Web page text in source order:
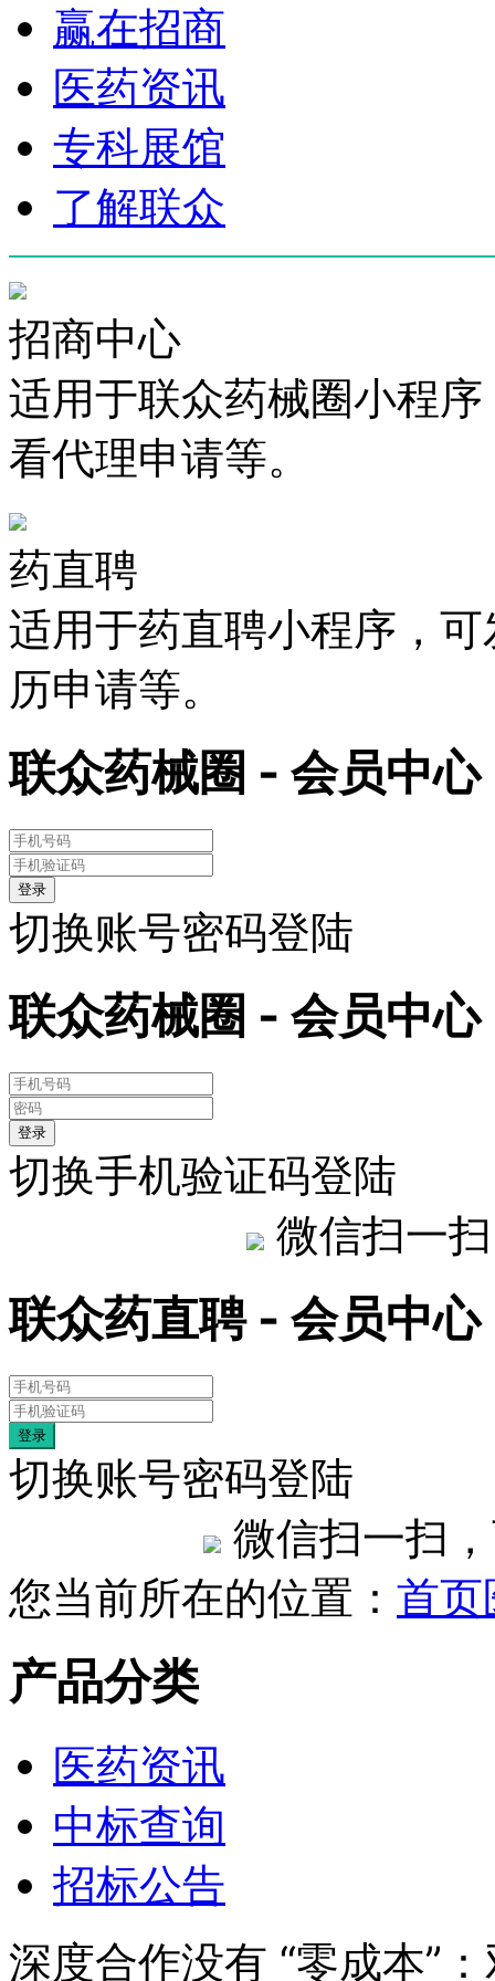
赢在招商
医药资讯
专科展馆
了解联众
招商中心
适用于联众药械圈小程
看代理申请等。
药直聘
适用于药直聘小程序，
历申请等。
联众药械圈 - 会员中心
登录
切换账号密码登陆
联众药械圈 - 会员中心
登录
切换手机验证码登陆
微信扫一
联众药直聘 - 会员中心
登录
切换账号密码登陆
微信扫一扫
您当前所在的位置： 首页
产品分类
医药资讯
中标查询
招标公告
深度合作没有 “零成本”